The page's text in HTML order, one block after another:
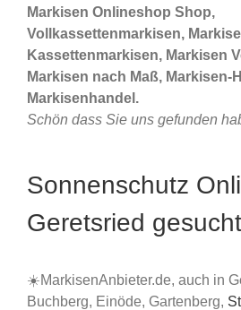
Markisen Onlineshop Shop,
Vollkassettenmarkisen,
Kassettenmarkisen, Markisen
Markisen nach Maß, Markisen-
Markisenhandel.
Schön dass Sie uns gefunden
Sonnenschutz
Geretsried
☀️MarkisenAnbieter.de, auch in
Buchberg, Einöde, Gartenberg,